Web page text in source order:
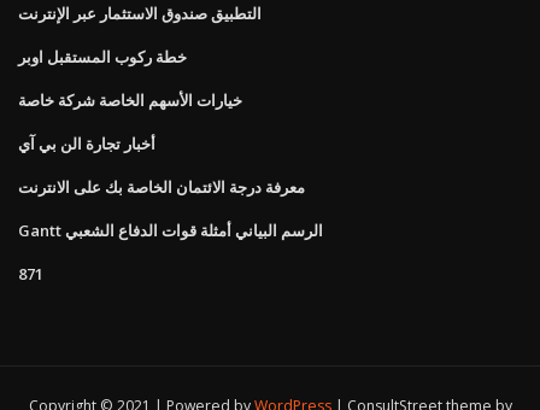
التطبيق صندوق الاستثمار عبر الإنترنت
خطة ركوب المستقبل اوبر
خيارات الأسهم الخاصة شركة خاصة
أخبار تجارة الن بي آي
معرفة درجة الائتمان الخاصة بك على الانترنت
Gantt الرسم البياني أمثلة قوات الدفاع الشعبي
871